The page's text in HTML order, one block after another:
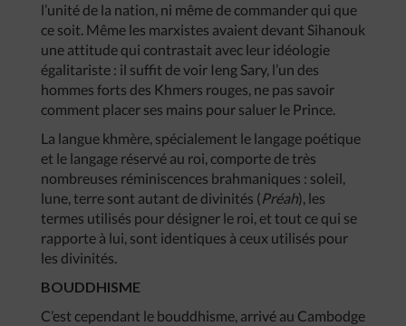
l’unité de la nation, ni même de commander qui que
ce soit. Même les marxistes avaient devant Sihanouk
une attitude qui contrastait avec leur idéologie
égalitariste : il suffit de voir Ieng Sary, l’un des
hommes forts des Khmers rouges, ne pas savoir
comment placer ses mains pour saluer le Prince.
La langue khmère, spécialement le langage poétique
et le langage réservé au roi, comporte de très
nombreuses réminiscences brahmaniques : soleil,
lune, terre sont autant de divinités (Préah), les
termes utilisés pour désigner le roi, et tout ce qui se
rapporte à lui, sont identiques à ceux utilisés pour
les divinités.
BOUDDHISME
C’est cependant le bouddhisme, arrivé au Cambodge